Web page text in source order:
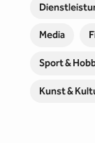
Media
Sport &
Kunst &